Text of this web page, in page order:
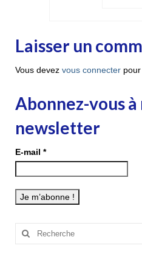
Laisser un
Vous devez vous connecter
Abonnez-vous
newsletter
E-mail *
Rechercher